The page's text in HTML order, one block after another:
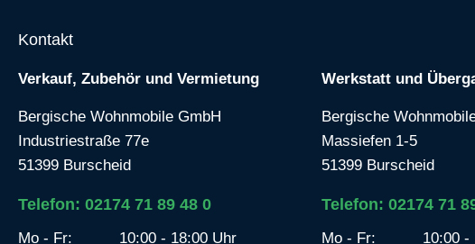
Kontakt
Verkauf, Zubehör und Vermietung
Bergische Wohnmobile GmbH
Industriestraße 77e
51399 Burscheid
Telefon: 02174 71 89 48 0
Mo - Fr: 10:00 - 18:00 Uhr
Werkstatt und
Bergische
Massiefen 1-5
51399 Burscheid
Telefon: 02174 71
Mo - Fr: 10:00 -